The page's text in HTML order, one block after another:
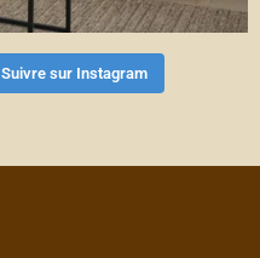
Suivre sur Instagram